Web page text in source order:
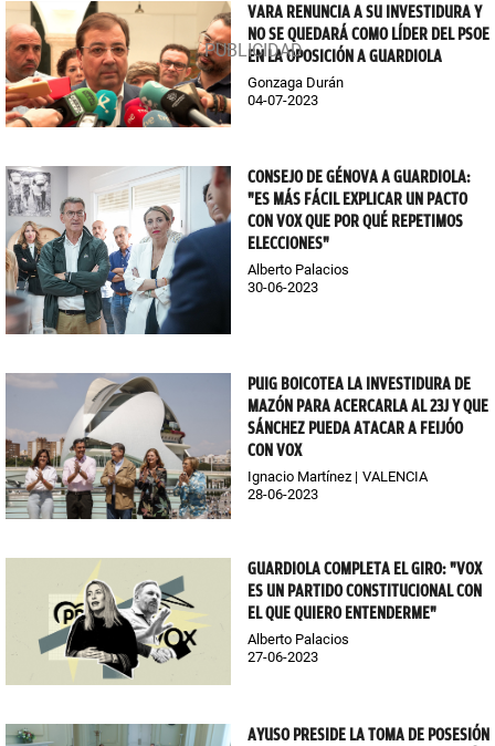
VARA RENUNCIA A SU INVESTIDURA Y
NO SE QUEDARÁ COMO LÍDER DEL PSOE
EN LA OPOSICIÓN A GUARDIOLA
Gonzaga Durán
04-07-2023
CONSEJO DE GÉNOVA A GUARDIOLA:
"ES MÁS FÁCIL EXPLICAR UN PACTO
CON VOX QUE POR QUÉ REPETIMOS
ELECCIONES"
Alberto Palacios
30-06-2023
PUIG BOICOTEA LA INVESTIDURA DE
MAZÓN PARA ACERCARLA AL 23J Y QUE
SÁNCHEZ PUEDA ATACAR A FEIJÓO
CON VOX
Ignacio Martínez
VALENCIA
28-06-2023
GUARDIOLA COMPLETA EL GIRO: "VOX
ES UN PARTIDO CONSTITUCIONAL CON
EL QUE QUIERO ENTENDERME"
Alberto Palacios
27-06-2023
AYUSO PRESIDE LA TOMA DE POSESIÓN